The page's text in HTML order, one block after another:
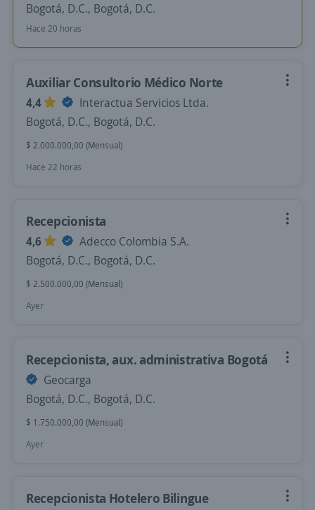
Bogotá, D.C., Bogotá, D.C.
Hace 20 horas
Auxiliar Consultorio Médico Norte
4,4
Interactua Servicios Ltda.
Bogotá, D.C., Bogotá, D.C.
$ 2.000.000,00 (Mensual)
Hace 22 horas
Recepcionista
4,6
Adecco Colombia S.A.
Bogotá, D.C., Bogotá, D.C.
$ 2.500.000,00 (Mensual)
Ayer
Recepcionista, aux. administrativa Bogotá
Geocarga
Bogotá, D.C., Bogotá, D.C.
$ 1.750.000,00 (Mensual)
Ayer
Recepcionista Hotelero Bilingue